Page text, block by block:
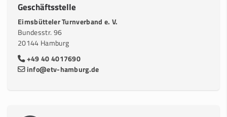
Geschäftsstelle
Eimsbütteler Turnverband e. V.
Bundesstr. 96
20144 Hamburg
+49 40 4017690
info@etv-hamburg.de